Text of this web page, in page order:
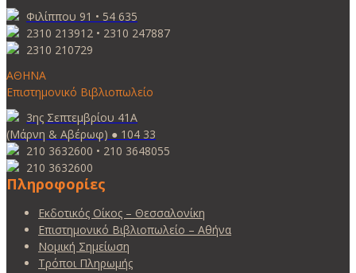
Φιλίππου 91 • 54 635
2310 213912 • 2310 247887
2310 210729
ΑΘΗΝΑ
Επιστημονικό Βιβλιοπωλείο
3ης Σεπτεμβρίου 41Α
(Μάρνη & Αβέρωφ) ● 104 33
210 3632600 • 210 3648055
210 3632600
Πληροφορίες
Εκδοτικός Οίκος – Θεσσαλονίκη
Επιστημονικό Βιβλιοπωλείο – Αθήνα
Νομική Σημείωση
Τρόποι Πληρωμής